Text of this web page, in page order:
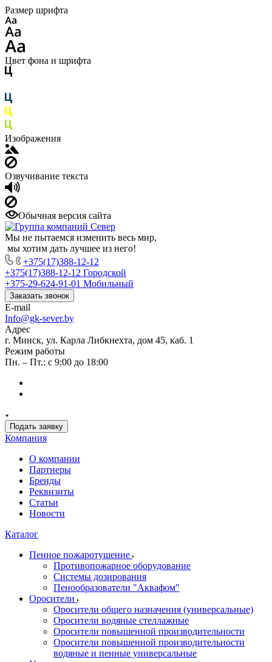
Размер шрифта
Цвет фона и шрифта
Изображения
Озвучивание текста
Обычная версия сайта
Мы не пытаемся изменить весь мир,
мы хотим дать лучшее из него!
+375(17)388-12-12
+375(17)388-12-12 Городской
+375-29-624-91-01 Мобильный
Заказать звонок
E-mail
Info@gk-sever.by
Адрес
г. Минск, ул. Карла Либкнехта, дом 45, каб. 1
Режим работы
Пн. – Пт.: с 9:00 до 18:00
Подать заявку
Компания
О компании
Партнеры
Бренды
Реквизиты
Статьи
Новости
Каталог
Пенное пожаротушение
Противопожарное оборудование
Системы дозирования
Пенообразователи "Аквафом"
Оросители
Оросители oбщего назначения (универсальные)
Оросители водяные стеллажные
Оросители повышенной производительности
Оросители повышенной производительности
водяные и пенные универсальные